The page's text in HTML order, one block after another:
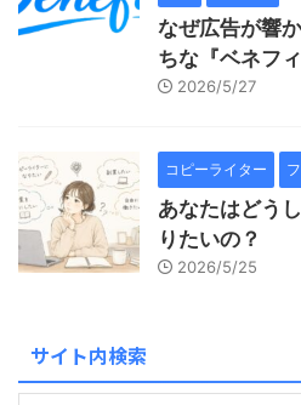
なぜ広告が響
ちな『ベネフ
2026/5/27
コピーライター
あなたはどう
りたいの？
2026/5/25
サイト内検索